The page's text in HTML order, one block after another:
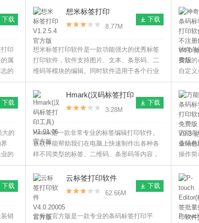
以让你
下载
印
属
的
一
想米标签打印
V1.2.5.4 官方版
8.77M
下载
想米标签打印软件是一款功能强大的优秀标签
打印软件，软件支持图片、文本、条形码、二
维码等模块的编辑。同时软件适用于各个行业
的标签打印所用。
神奇条
实用
自定
轻松制
下载
大的
的
标
Hmark(汉码标签打印
工具) V1.01.06 官方
3.28M
下载
Hmark是一款非常专业的标签编辑打印软件。
该软件能帮助我们在电脑上快速制作出各种各
样不同类型的标签、二维码、条形码等内容，
可以帮助用户们在极大程度上减少作图时间，
提高工作效率。
万能条
条码标
操作简
计出各
行批量
下载
销
云标签打印软件
V4.0.20005 官方版
62.66M
下载
云标签官方版是一款专业的条码标签打印平
P-